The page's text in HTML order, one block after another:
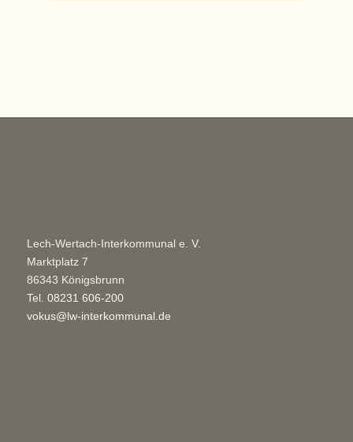
Lech-Wertach-Interkommunal e. V.
Marktplatz 7
86343 Königsbrunn
Tel. 08231 606-200
vokus@lw-interkommunal.de